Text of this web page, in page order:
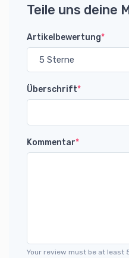
Teile uns deine
Artikelbewertung*
Überschrift*
Kommentar*
Your review must be at least